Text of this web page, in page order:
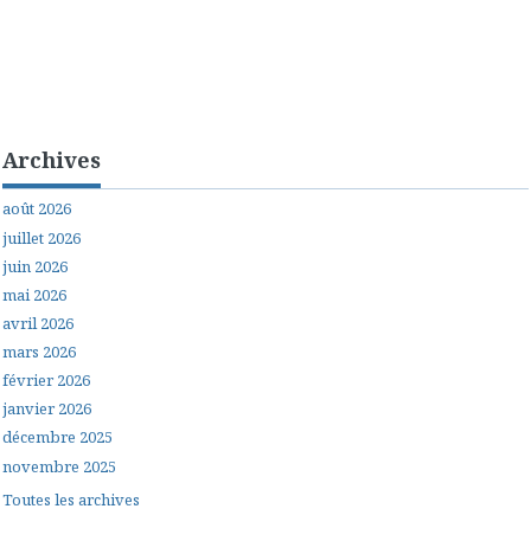
Archives
août 2026
juillet 2026
juin 2026
mai 2026
avril 2026
mars 2026
février 2026
janvier 2026
décembre 2025
novembre 2025
Toutes les archives